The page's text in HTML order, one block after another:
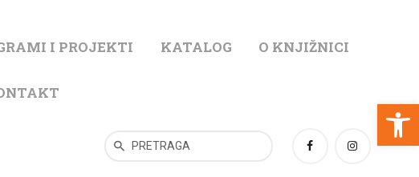
Open toolbar
I PROJEKTI KATALOG O KNJIŽNICI